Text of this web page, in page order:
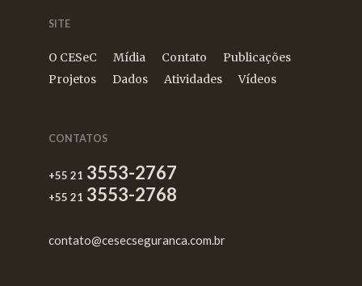
SITE
O CESeC Mídia Contato
Publicações
Projetos
Dados Atividades Vídeos
CONTATOS
+55 21 3553-2767
+55 21 3553-2768
contato@cesecseguranca.com.br